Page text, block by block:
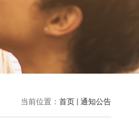
当前位置： 首页 通知公告